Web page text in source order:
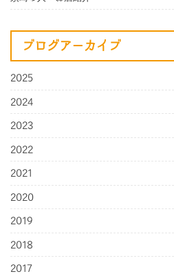
ブログアーカイブ
2025
2024
2023
2022
2021
2020
2019
2018
2017